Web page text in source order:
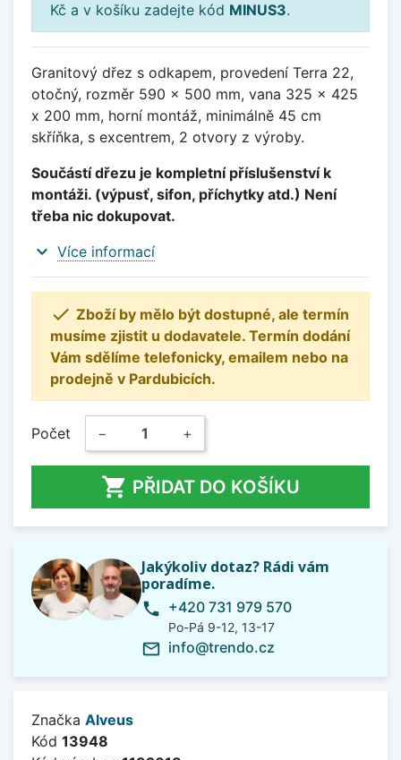
Kč a v košíku zadejte kód MINUS3.
Granitový dřez s odkapem, provedení Terra 22,
otočný, rozměr 590 x 500 mm, vana 325 x 425
x 200 mm, horní montáž, minimálně 45 cm
skříňka, s excentrem, 2 otvory z výroby.
Součástí dřezu je kompletní příslušenství k
montáži. (výpusť, sifon, příchytky atd.) Není
třeba nic dokupovat.
expand_more Více informací
 Zboží by mělo být dostupné, ale termín
musíme zjistit u dodavatele. Termín dodání
Vám sdělíme telefonicky, emailem nebo na
prodejně v Pardubicích.
Počet − +
 PŘIDAT DO KOŠÍKU
Jakýkoliv dotaz? Rádi vám
poradíme.
phone +420 731 979 570
Po-Pá 9-12, 13-17
mail_outline info@trendo.cz
Značka Alveus
Kód 13948